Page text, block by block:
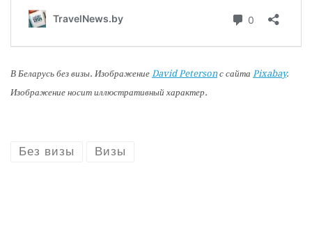
В Беларусь без визы. Изображение David Petersonс сайта Pixabay.
Изображение носит иллюстративный характер.
Без визы Визы